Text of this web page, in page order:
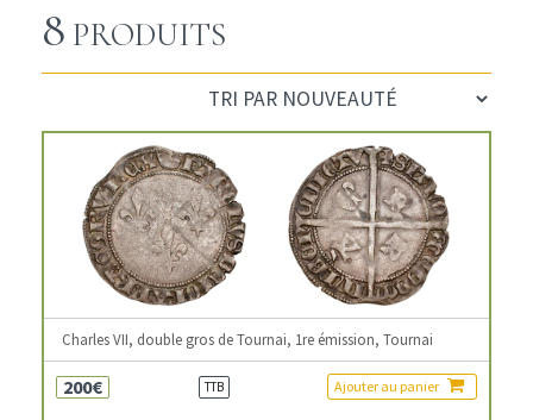
8 PRODUITS
Charles VII, double gros de Tournai, 1re émission, Tournai
200€ TTB Ajouter au panier